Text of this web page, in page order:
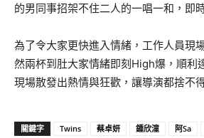
的男同事招架不住二人的一唱一和，即
為了令大家更快進入情緒，工作人員現
然兩杯到肚大家情緒即刻High爆，順利
現場散發出熱情與狂歡，讓導演都捨不
關鍵字 Twins 蔡卓妍 鍾欣潼 阿Sa